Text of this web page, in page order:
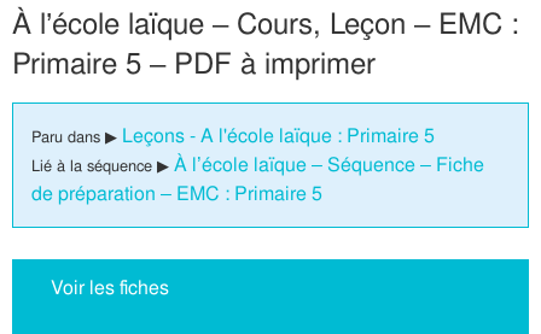
À l’école laïque – Cours, Leçon – EMC :
Primaire 5 – PDF à imprimer
Paru dans ▶ Leçons - A l'école laïque : Primaire 5
Lié à la séquence ▶ À l’école laïque – Séquence – Fiche
de préparation – EMC : Primaire 5
Voir les fiches